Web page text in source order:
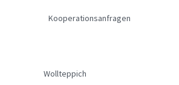
Kooperationsanfragen
Wollteppich